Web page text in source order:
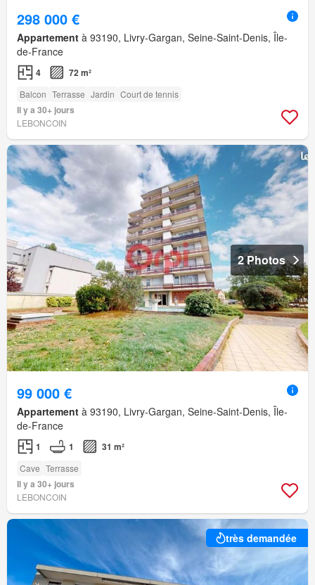
298 000 €
Appartement à 93190, Livry-Gargan, Seine-Saint-Denis, Île-
de-France
4 72 m²
Balcon Terrasse Jardin Court de tennis
Il y a 30+ jours
LEBONCOIN
2 Photos
99 000 €
Appartement à 93190, Livry-Gargan, Seine-Saint-Denis, Île-
de-France
1 1 31 m²
Cave Terrasse
Il y a 30+ jours
LEBONCOIN
très demandée